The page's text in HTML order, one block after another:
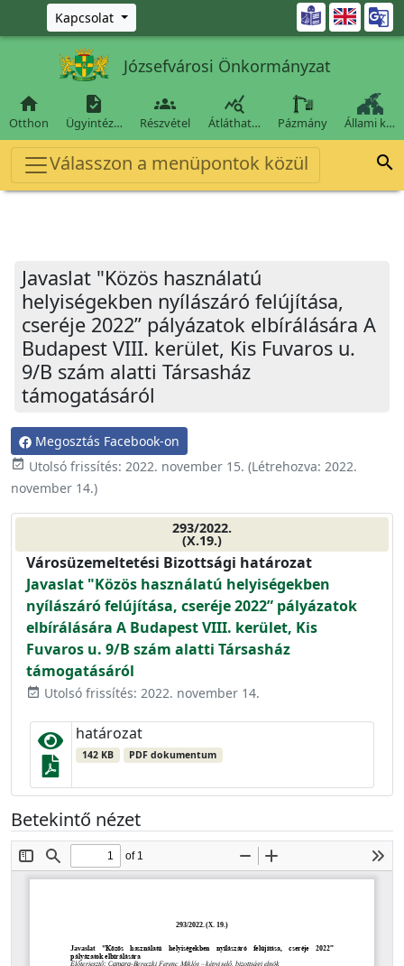
Ugrás a fő tartalomra
Kapcsolat 
Józsefvárosi Önkormányzat

Otthon

Ügyintéz…

Részvétel

Átláthat… Pázmány Állami k…
Válasszon a menüpontok közül 
Javaslat "Közös használatú
helyiségekben nyílászáró felújítása,
cseréje 2022” pályázatok elbírálására A
Budapest VIII. kerület, Kis Fuvaros u.
9/B szám alatti Társasház
támogatásáról
Megosztás Facebook-on
event_available Utolsó frissítés: 2022. november 15. (Létrehozva: 2022.
november 14.)
293/2022.
(X.19.)
Városüzemeltetési Bizottsági határozat
Javaslat "Közös használatú helyiségekben
nyílászáró felújítása, cseréje 2022” pályázatok
elbírálására A Budapest VIII. kerület, Kis
Fuvaros u. 9/B szám alatti Társasház
támogatásáról
event_available Utolsó frissítés: 2022. november 14.
határozat
142 KB PDF dokumentum
Betekintő nézet